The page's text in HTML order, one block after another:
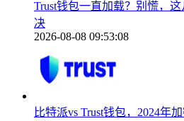
Trust钱包一直加载？别慌，
决
2026-08-08 09:53:08
比特派vs Trust钱包，2024年